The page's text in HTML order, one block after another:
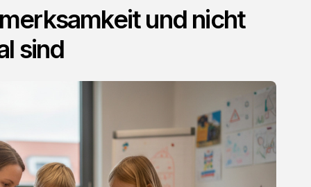
und nicht
sind